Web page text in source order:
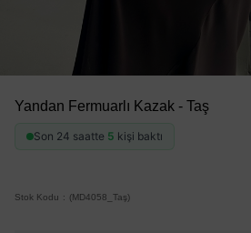
Yandan Fermuarlı Kazak - Taş
Son 24 saatte 5 kişi baktı
Stok Kodu (MD4058_Taş)